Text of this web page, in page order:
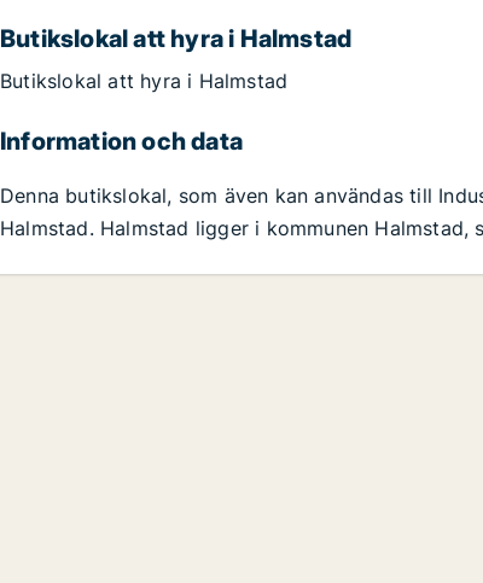
Butikslokal att hyra i Halmstad
Butikslokal att hyra i Halmstad
Information och data
Denna butikslokal, som även kan användas till
Halmstad. Halmstad ligger i kommunen